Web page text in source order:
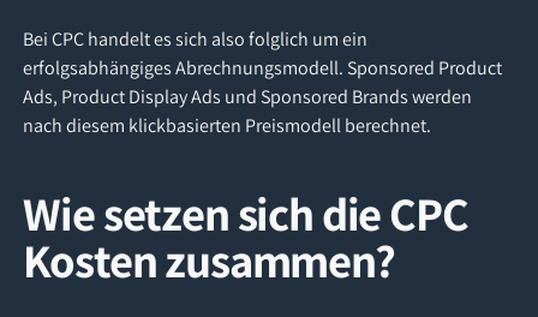
Bei CPC handelt es sich also folglich um ein
erfolgsabhängiges Abrechnungsmodell. Sponsored Product
Ads, Product Display Ads und Sponsored Brands werden
nach diesem klickbasierten Preismodell berechnet.
Wie setzen sich die CPC
Kosten zusammen?